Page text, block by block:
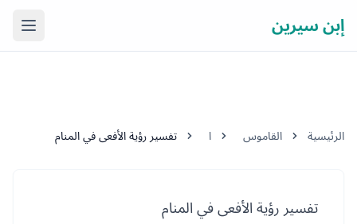
إبن سيرين فتح
الرئيسية القاموس ا تفسير رؤية الأفعى في المنام
تفسير رؤية الأفعى في المنام